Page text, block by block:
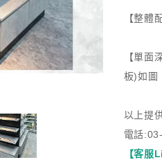
【整體
【單面
板)如圖
以上提
電話
【客